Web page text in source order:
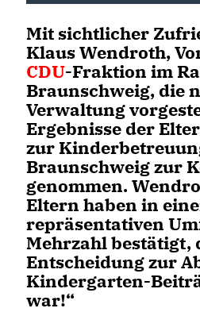
Mit sichtlicher
Klaus Wendroth,
CDU-Fraktion im
Braunschweig, die
Verwaltung
Ergebnisse der
zur
Braunschweig zur
genommen.
Eltern haben in
repräsentativen
Mehrzahl bestätigt,
Entscheidung zur
Kindergarten-
war!“